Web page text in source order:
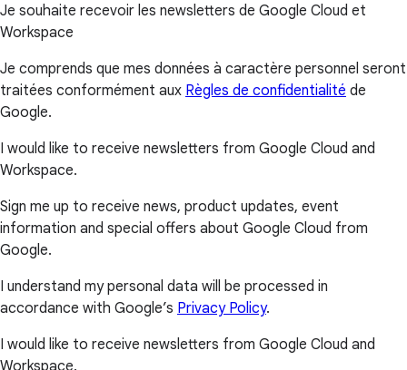
Je souhaite recevoir les newsletters de Google Cloud et
Workspace
Je comprends que mes données à caractère personnel seront
traitées conformément aux Règles de confidentialité de
Google.
I would like to receive newsletters from Google Cloud and
Workspace.
Sign me up to receive news, product updates, event
information and special offers about Google Cloud from
Google.
I understand my personal data will be processed in
accordance with Google’s Privacy Policy.
I would like to receive newsletters from Google Cloud and